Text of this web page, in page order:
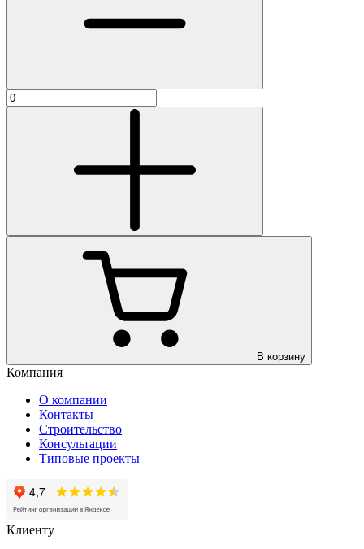
В корзину
Компания
О компании
Контакты
Строительство
Консультации
Типовые проекты
Клиенту